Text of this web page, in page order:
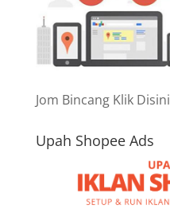
Jom Bincang Klik Disini
Upah Shopee Ads